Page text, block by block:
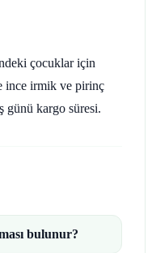
çocuklar için
ince irmik ve pirinç
günü kargo süresi.
bulunur?